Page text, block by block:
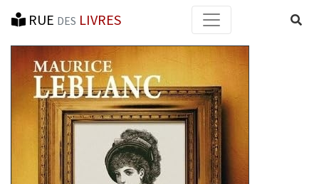
RUE DES LIVRES